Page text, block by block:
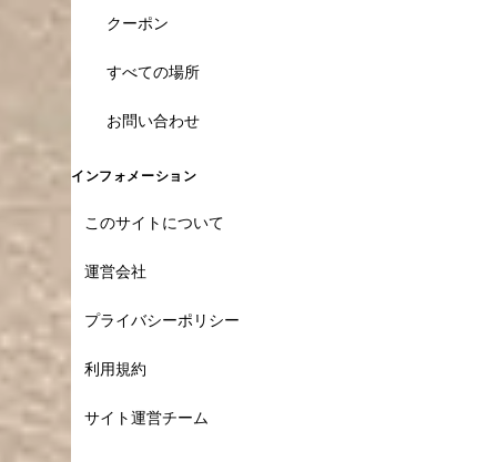
クーポン
すべての場所
お問い合わせ
インフォメーション
このサイトについて
運営会社
プライバシーポリシー
利用規約
サイト運営チーム